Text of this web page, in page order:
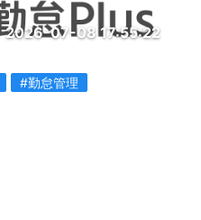
2026-07-08 17:55:22
#勤怠管理